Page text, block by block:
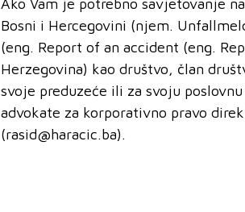
Ako Vam je potrebno savjetovanje
Bosni i Hercegovini (njem.
(eng. Report of an accident (eng.
Herzegovina) kao društvo, član
svoje preduzeće ili za svoju
advokate za korporativno pravo
(rasid@haracic.ba).